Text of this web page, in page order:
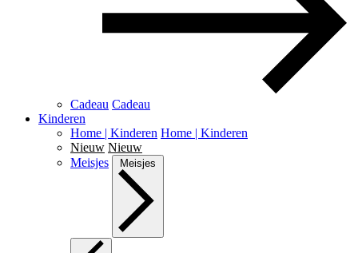
Cadeau Cadeau
Kinderen
Home | Kinderen Home | Kinderen
Nieuw Nieuw
Meisjes
Meisjes